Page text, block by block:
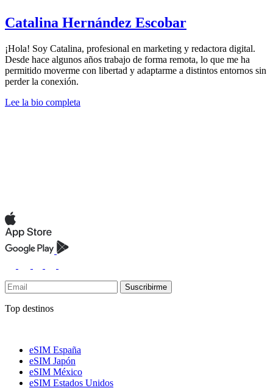
Catalina Hernández Escobar
¡Hola! Soy Catalina, profesional en marketing y redactora digital.
Desde hace algunos años trabajo de forma remota, lo que me ha
permitido moverme con libertad y adaptarme a distintos entornos sin
perder la conexión.
Lee la bio completa
Suscribirme
Top destinos
eSIM España
eSIM Japón
eSIM México
eSIM Estados Unidos